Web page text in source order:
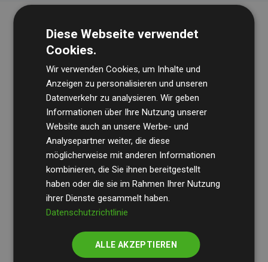
Die Wirtschaftsprüfungsgesellschaft BDOüberprüft
regelmäßig unsere Berechnungen und Methodik, um
Transparenz und Verlässlichkeit sicherzustellen.
Ihre Prüfungen belegen, dass unsere Investitionen in
Klimaschutzprojekte im Durchschnitt200 % der
geschätzten CO₂-Emissionender teilnehmenden
Websites kompensieren – ein klarer Nachweis für die
messbare Klimawirkung unseres Ansatzes.
Diese Webseite verwendet
Cookies.
Wir verwenden Cookies, um Inhalte und
Anzeigen zu personalisieren und unseren
Datenverkehr zu analysieren. Wir geben
Informationen über Ihre Nutzung unserer
Website auch an unsere Werbe- und
Analysepartner weiter, die diese
möglicherweise mit anderen Informationen
kombinieren, die Sie ihnen bereitgestellt
haben oder die sie im Rahmen Ihrer Nutzung
ihrer Dienste gesammelt haben.
Datenschutzrichtlinie
ALLE AKZEPTIEREN